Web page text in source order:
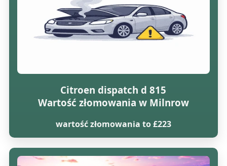
Citroen dispatch d 815
Wartość złomowania w Milnrow
wartość złomowania to £223